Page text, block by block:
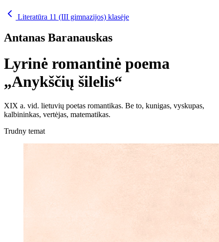
Literatūra 11 (III gimnazijos) klasėje
Antanas Baranauskas
Lyrinė romantinė poema
„Anykščių šilelis“
XIX a. vid. lietuvių poetas romantikas. Be to, kunigas, vyskupas,
kalbininkas, vertėjas, matematikas.
Trudny temat